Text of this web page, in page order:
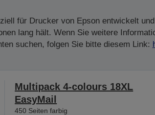
für Drucker von Epson entwickelt
lang hält. Wenn Sie weitere
suchen, folgen Sie bitte diesem Link:
Multipack 4-colours 18XL
EasyMail
450 Seiten farbig